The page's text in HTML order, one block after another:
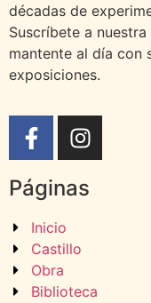
décadas de
Suscríbete a
mantente al día con
exposiciones.
Páginas
Inicio
Castillo
Obra
Biblioteca